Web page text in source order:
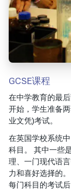
GCSE课程
在中学教育的最
开始，学生准备
业文凭)考试。
在英国学校系统
科目。 其中一些
理、一门现代语
力和喜好选择的
每门科目的考试